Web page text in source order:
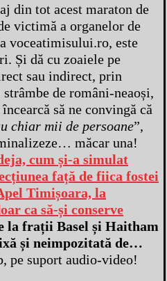
din tot acest maraton de
victimă a organelor de
voceatimisului.ro, este
Și dă cu zoaiele pe
sau indirect, prin
de români-neaoși,
să ne convingă că
chiar mii de persoane”,
măcar una!
cum și-a simulat
față de fiica fostei
Timișoara, la
ca să-și conserve
la frații Basel și Haitham
și neimpozitată de…
pe suport audio-video!